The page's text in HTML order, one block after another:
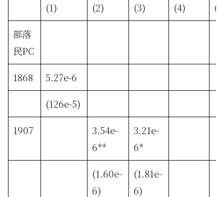
(1) (2) (3) (4)
部落
民PC
1868 5.27e-6
(126e-5)
1907
3.54e-
6**
3.21e-
6*
(1.60e-
6)
(1.81e-
6)